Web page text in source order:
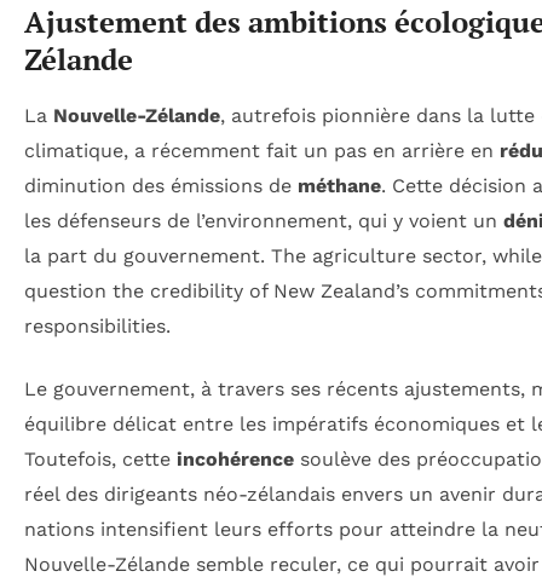
Ajustement des ambitions
Zélande
La Nouvelle-Zélande, autrefois pionnière dans la
climatique, a récemment fait un pas en arrière en
diminution des émissions de méthane. Cette décision
les défenseurs de l’environnement, qui y voient un
la part du gouvernement. The agriculture sector,
question the credibility of New Zealand’s
responsibilities.
Le gouvernement, à travers ses récents ajustements,
équilibre délicat entre les impératifs économiques et
Toutefois, cette incohérence soulève des
réel des dirigeants néo-zélandais envers un avenir
nations intensifient leurs efforts pour atteindre la
Nouvelle-Zélande semble reculer, ce qui pourrait